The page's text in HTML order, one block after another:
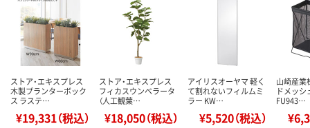
ストア・エキスプレス
木製プランターボック
ス ラステ…
¥19,331（税込）
ストア・エキスプレス
フィカスウンベラータ
（人工観葉…
¥18,050（税込）
アイリスオーヤマ 軽く
て割れないフィルムミ
ラー KW…
¥5,520（税込）
山崎産業
ドメッシ
FU943…